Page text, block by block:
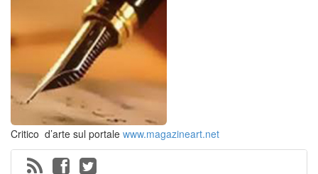
Critico d’arte sul portale www.magazineart.net